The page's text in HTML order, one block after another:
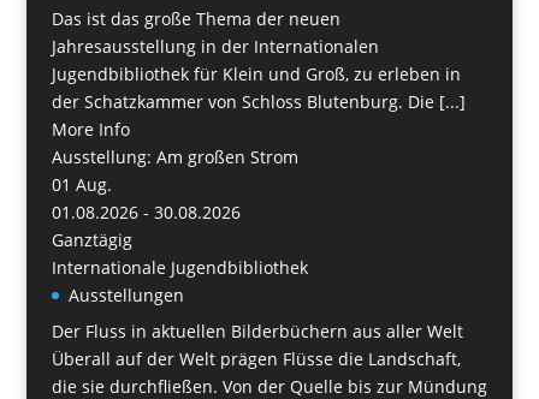
Das ist das große Thema der neuen
Jahresausstellung in der Internationalen
Jugendbibliothek für Klein und Groß, zu erleben in
der Schatzkammer von Schloss Blutenburg. Die [...]
More Info
Ausstellung: Am großen Strom
01 Aug.
01.08.2026 - 30.08.2026
Ganztägig
Internationale Jugendbibliothek
Ausstellungen
Der Fluss in aktuellen Bilderbüchern aus aller Welt
Überall auf der Welt prägen Flüsse die Landschaft,
die sie durchfließen. Von der Quelle bis zur Mündung